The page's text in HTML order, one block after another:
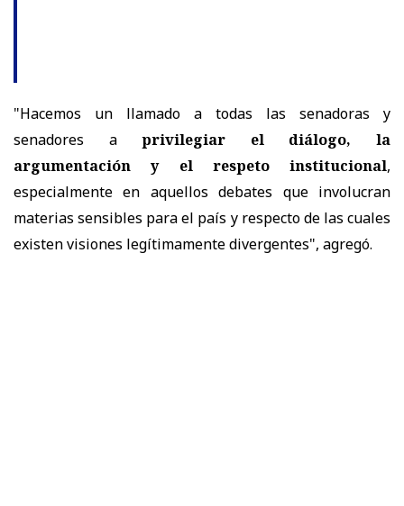
"Hacemos un llamado a todas las senadoras y
senadores aprivilegiar el diálogo, la
argumentación y el respeto institucional,
especialmente en aquellos debates que involucran
materias sensibles para el país y respecto de las cuales
existen visiones legítimamente divergentes", agregó.